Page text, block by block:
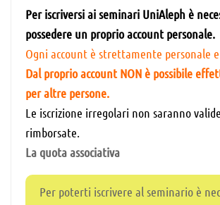
Per iscriversi ai seminari UniAleph è
possedere un proprio account personale.
Ogni account è strettamente personale
Dal proprio account NON è possibile
per altre persone.
Le iscrizione irregolari non saranno
rimborsate.
La quota associativa
Per poterti iscrivere al seminario è